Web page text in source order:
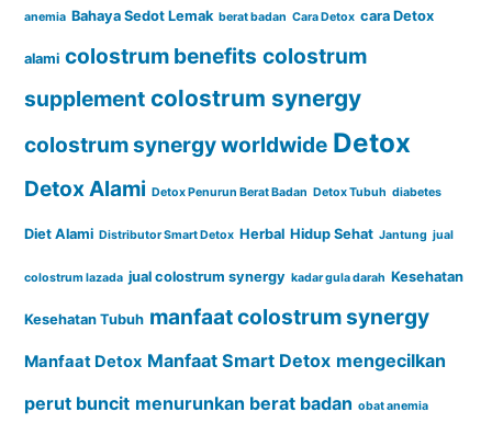
anemia Bahaya Sedot Lemak berat badan Cara Detox cara Detox
alami colostrum benefits colostrum
supplement colostrum synergy
colostrum synergy worldwide Detox
Detox Alami Detox Penurun Berat Badan Detox Tubuh diabetes
Diet Alami Distributor Smart Detox Herbal Hidup Sehat Jantung jual
colostrum lazada jual colostrum synergy kadar gula darah Kesehatan
Kesehatan Tubuh manfaat colostrum synergy
Manfaat Detox Manfaat Smart Detox mengecilkan
perut buncit menurunkan berat badan obat anemia